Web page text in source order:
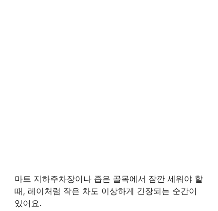
마트 지하주차장이나 좁은 골목에서 잠깐 세워야 할
때, 레이처럼 작은 차도 이상하게 긴장되는 순간이
있어요.